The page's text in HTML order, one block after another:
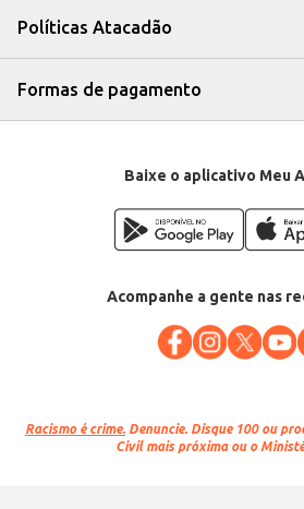
Políticas Atacadão
Formas de pagamento
Baixe o aplicativo Meu
Acompanhe a gente nas
Racismo é crime. Denuncie. Disque 100 ou
Civil mais próxima ou o